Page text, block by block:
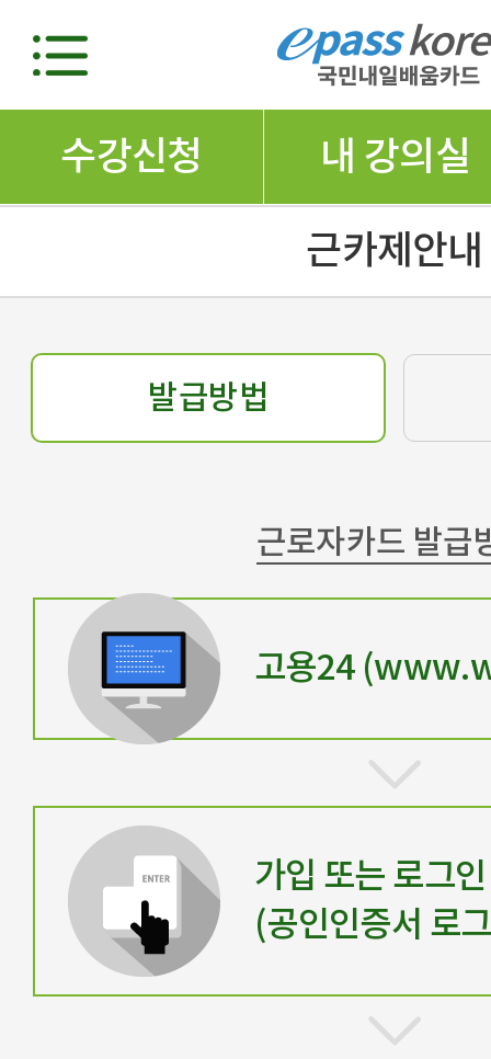
수강신청
내 강의실
근카제안내
발급방법
근로자카드 발급
고용24
가입 또는 로그인
(공인인증서 로